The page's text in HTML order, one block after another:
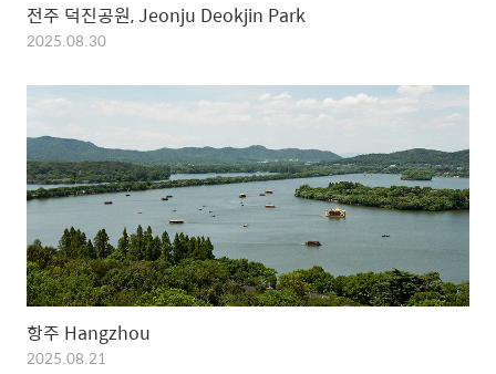
전주 덕진공원, Jeonju Deokjin Park
2025.08.30
항주 Hangzhou
2025.08.21